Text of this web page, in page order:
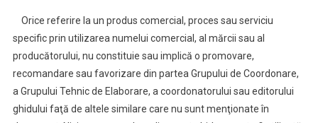
Orice referire la un produs comercial, proces sau serviciu
specific prin utilizarea numelui comercial, al mărcii sau al
producătorului, nu constituie sau implică o promovare,
recomandare sau favorizare din partea Grupului de Coordonare,
a Grupului Tehnic de Elaborare, a coordonatorului sau editorului
ghidului faţă de altele similare care nu sunt menţionate în